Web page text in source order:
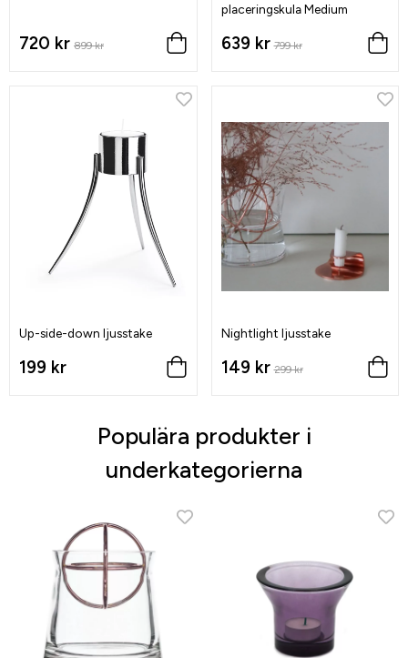
720 kr 899 kr
placeringskula Medium
639 kr 799 kr
Up-side-down ljusstake
199 kr
Nightlight ljusstake
149 kr 299 kr
Populära produkter i
underkategorierna